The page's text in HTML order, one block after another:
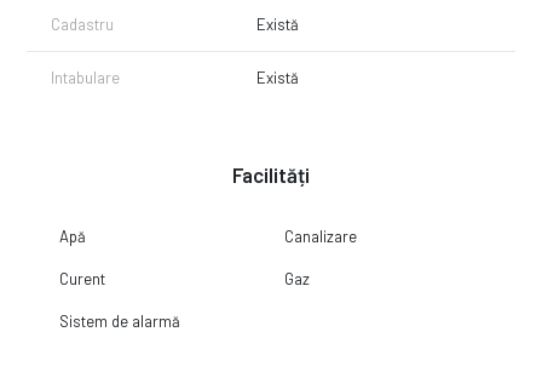
Cadastru Există
Intabulare Există
Facilități
Apă Canalizare
Curent Gaz
Sistem de alarmă